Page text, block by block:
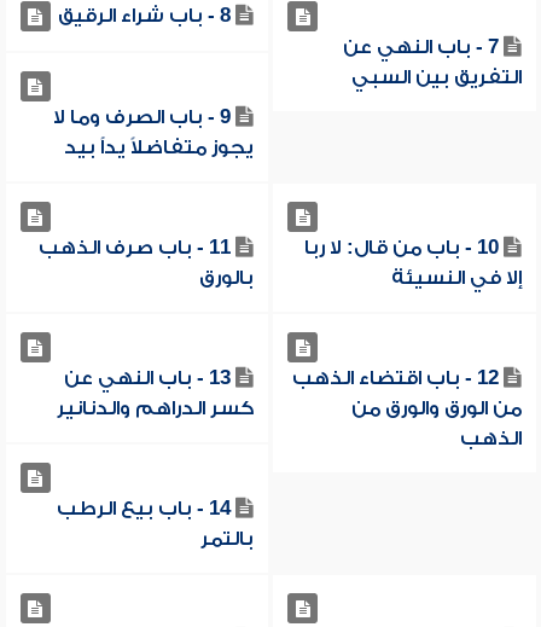
7 - باب النهي عن
التفريق بين السبي
8 - باب شراء الرقيق
9 - باب الصرف وما لا
يجوز متفاضلاً يداً بيد
10 - باب من قال: لا ربا
إلا في النسيئة
11 - باب صرف الذهب
بالورق
12 - باب اقتضاء الذهب
من الورق والورق من
الذهب
13 - باب النهي عن
كسر الدراهم والدنانير
14 - باب بيع الرطب
بالتمر